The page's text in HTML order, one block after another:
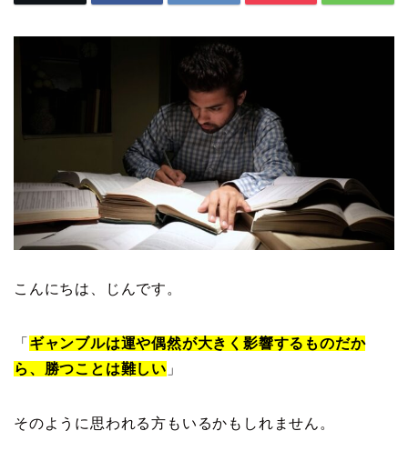
こんにちは、じんです。
「 ギャンブルは運や偶然が大きく影響するものだか
ら、勝つことは難しい 」
そのように思われる方もいるかもしれません。